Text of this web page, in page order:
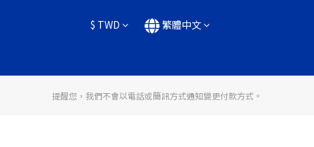
$ TWD 繁體中文
提醒您，我們不會以電話或簡訊方式通知變更付款方式。